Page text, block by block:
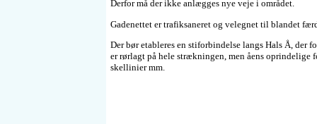
Derfor må der ikke anlægges nye veje i området.
Gadenettet er trafiksaneret og velegnet til blandet
Der bør etableres en stiforbindelse langs Hals Å, der
er rørlagt på hele strækningen, men åens
skellinier mm.